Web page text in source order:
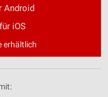
Android
iOS
erhältlich